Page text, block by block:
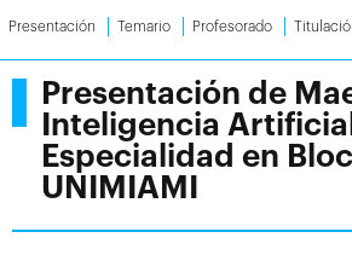
Presentación Temario Profesorado
Presentación de
Inteligencia
Especialidad en
UNIMIAMI